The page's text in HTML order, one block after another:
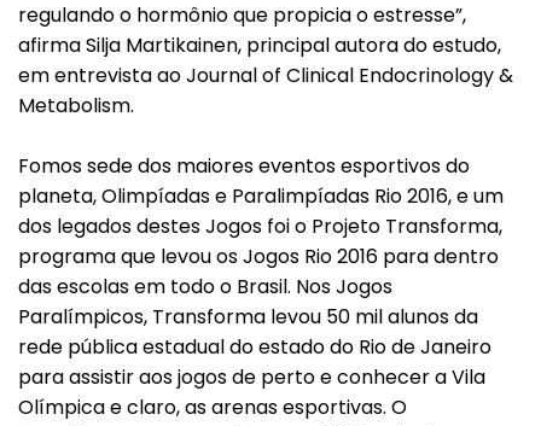
regulando o hormônio que propicia o estresse”,
afirma Silja Martikainen, principal autora do estudo,
em entrevista ao Journal of Clinical Endocrinology &
Metabolism.
Fomos sede dos maiores eventos esportivos do
planeta, Olimpíadas e Paralimpíadas Rio 2016, e um
dos legados destes Jogos foi o Projeto Transforma,
programa que levou os Jogos Rio 2016 para dentro
das escolas em todo o Brasil. Nos Jogos
Paralímpicos, Transforma levou 50 mil alunos da
rede pública estadual do estado do Rio de Janeiro
para assistir aos jogos de perto e conhecer a Vila
Olímpica e claro, as arenas esportivas. O